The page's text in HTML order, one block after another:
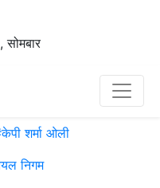
केपी शर्मा ओली
निगम